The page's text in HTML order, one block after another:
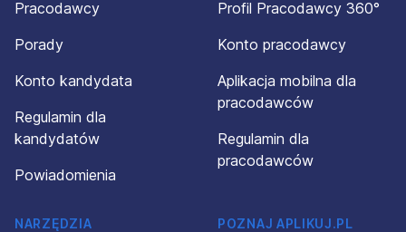
Pracodawcy
Porady
Konto kandydata
Regulamin dla
kandydatów
Powiadomienia
Profil Pracodawcy 360°
Konto pracodawcy
Aplikacja mobilna dla
pracodawców
Regulamin dla
pracodawców
NARZĘDZIA
POZNAJ APLIKUJ.PL